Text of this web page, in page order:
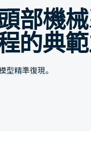
部機
的典
精準復現。